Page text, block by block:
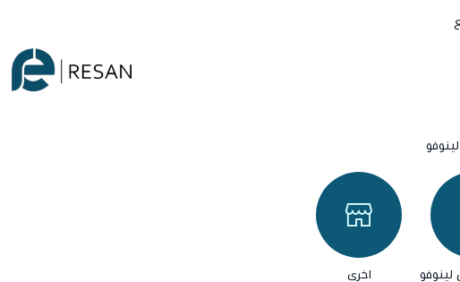
شركة ريسان
لينوفو
اخرى